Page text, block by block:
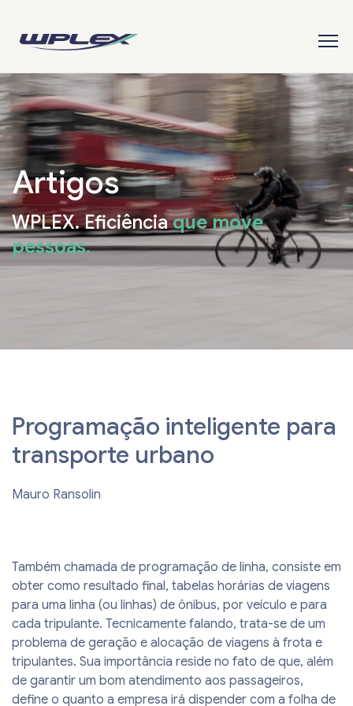
Artigos
WPLEX. Eficiênciaque move
pessoas.
Programação inteligente para
transporte urbano
Mauro Ransolin
Também chamada de programação de linha, consiste em
obter como resultado final, tabelas horárias de viagens
para uma linha (ou linhas) de ônibus, por veículo e para
cada tripulante. Tecnicamente falando, trata-se de um
problema de geração e alocação de viagens à frota e
tripulantes. Sua importância reside no fato de que, além
de garantir um bom atendimento aos passageiros,
define o quanto a empresa irá dispender com a folha de